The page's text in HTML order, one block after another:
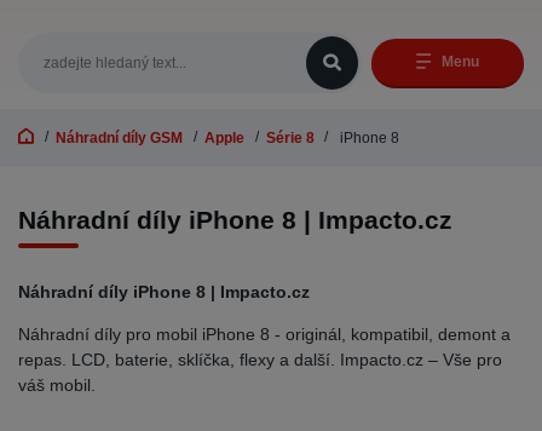
Menu
Náhradní díly GSM Apple Série 8 iPhone 8
Náhradní díly iPhone 8 | Impacto.cz
Náhradní díly iPhone 8 | Impacto.cz
Náhradní díly pro mobil iPhone 8 - originál, kompatibil, demont a
repas. LCD, baterie, sklíčka, flexy a další. Impacto.cz – Vše pro
váš mobil.